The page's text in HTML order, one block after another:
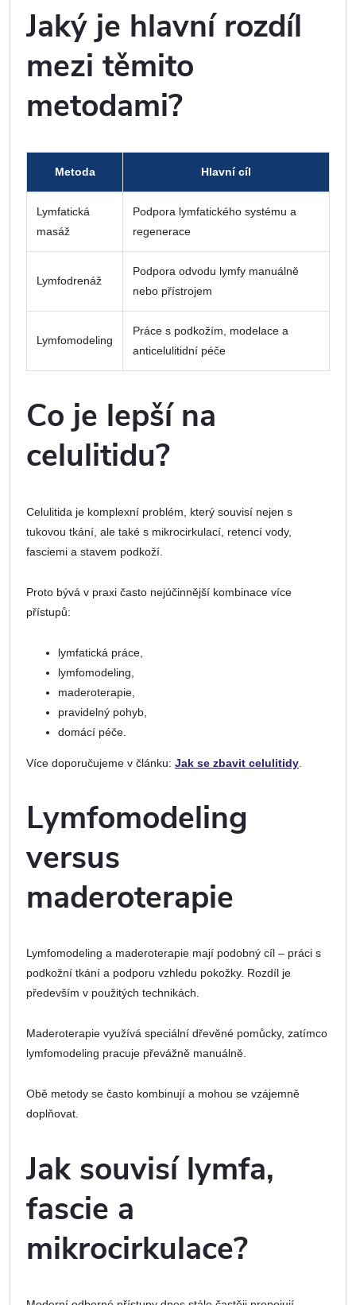
Jaký je hlavní rozdíl
mezi těmito
metodami?
Metoda Hlavní cíl
Lymfatická
masáž
Podpora lymfatického systému a
regenerace
Lymfodrenáž
Podpora odvodu lymfy manuálně
nebo přístrojem
Lymfomodeling
Práce s podkožím, modelace a
anticelulitidní péče
Co je lepší na
celulitidu?
Celulitida je komplexní problém, který souvisí nejen s
tukovou tkání, ale také s mikrocirkulací, retencí vody,
fasciemi a stavem podkoží.
Proto bývá v praxi často nejúčinnější kombinace více
přístupů:
lymfatická práce,
lymfomodeling,
maderoterapie,
pravidelný pohyb,
domácí péče.
Více doporučujeme v článku: Jak se zbavit celulitidy
Lymfomodeling
versus
maderoterapie
Lymfomodeling a maderoterapie mají podobný cíl – práci s
podkožní tkání a podporu vzhledu pokožky. Rozdíl je
především v použitých technikách.
Maderoterapie využívá speciální dřevěné pomůcky, zatímco
lymfomodeling pracuje převážně manuálně.
Obě metody se často kombinují a mohou se vzájemně
doplňovat.
Jak souvisí lymfa,
fascie a
mikrocirkulace?